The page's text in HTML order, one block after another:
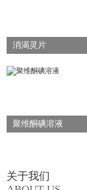
消渴灵片
聚维酮碘溶液
关于我们